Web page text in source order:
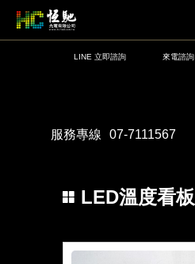
LINE 立即諮詢 來電諮詢
服務專線 07-7111567
LED溫度看板